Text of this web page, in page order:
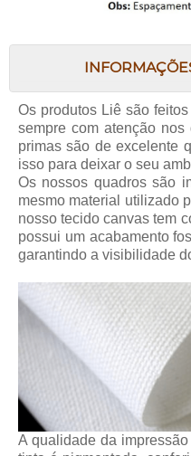
Os produtos Liêsão feitos
sempre com atenção nos
primas são de excelente
isso para deixar o seu
Os nossos quadros são
mesmo material utilizado
nosso tecido canvas tem
possui um acabamento
garantindo a visibilidade
A qualidade da